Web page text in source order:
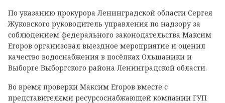
По указанию прокурора Ленинградской области Сергея
Жуковского руководитель управления по надзору за
соблюдением федерального законодательства Максим
Егоров организовал выездное мероприятие и оценил
качество водоснабжения в посёлках Ольшаники и
Выборге Выборгского района Ленинградской области.
Во время проверки Максим Егоров вместе с
представителями ресурсоснабжающей компании ГУП